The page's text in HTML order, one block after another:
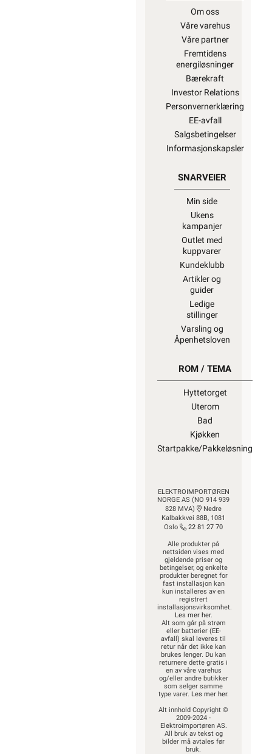
Om oss
Våre varehus
Våre partner
Fremtidens
energiløsninger
Bærekraft
Investor Relations
Personvernerklæring
EE-avfall
Salgsbetingelser
Informasjonskapsler
SNARVEIER
Min side
Ukens
kampanjer
Outlet med
kuppvarer
Kundeklubb
Artikler og
guider
Ledige
stillinger
Varsling og
Åpenhetsloven
ROM / TEMA
Hyttetorget
Uterom
Bad
Kjøkken
Startpakke/Pakkeløsning
ELEKTROIMPORTØREN
NORGE AS (NO 914 939
828 MVA)
Nedre
Kalbakkvei 88B, 1081
Oslo
22 81 27 70
Alle produkter på
nettsiden vises med
gjeldende priser og
betingelser, og enkelte
produkter beregnet for
fast installasjon kan
kun installeres av en
registrert
installasjonsvirksomhet.
Les mer her.
Alt som går på strøm
eller batterier (EE-
avfall) skal leveres til
retur når det ikke kan
brukes lenger. Du kan
returnere dette gratis i
en av våre varehus
og/eller andre butikker
som selger samme
type varer. Les mer her.
Alt innhold Copyright ©
2009-2024 -
Elektroimportøren AS.
All bruk av tekst og
bilder må avtales før
bruk.